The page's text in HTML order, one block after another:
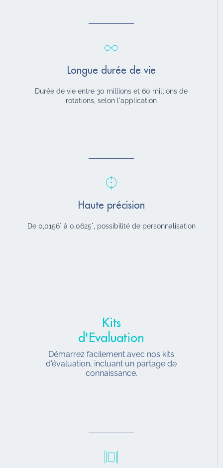
Longue durée de vie
Durée de vie entre 30 millions et 60 millions de
rotations, selon l'application
Haute précision
De 0,0156° à 0,0625°, possibilité de personnalisation
Kits
d'Evaluation
Démarrez facilement avec nos kits
d'évaluation, incluant un partage de
connaissance.